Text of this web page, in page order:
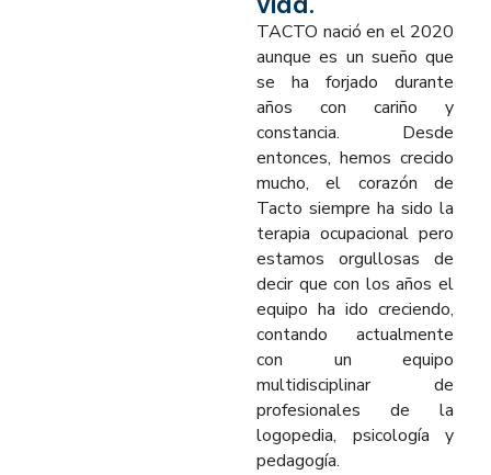
TACTO nació en el 2020
aunque es un sueño que
se ha forjado durante
años con cariño y
constancia. Desde
entonces, hemos crecido
mucho, el corazón de
Tacto siempre ha sido la
terapia ocupacional pero
estamos orgullosas de
decir que con los años el
equipo ha ido creciendo,
contando actualmente
con un equipo
multidisciplinar de
profesionales de la
logopedia, psicología y
pedagogía.